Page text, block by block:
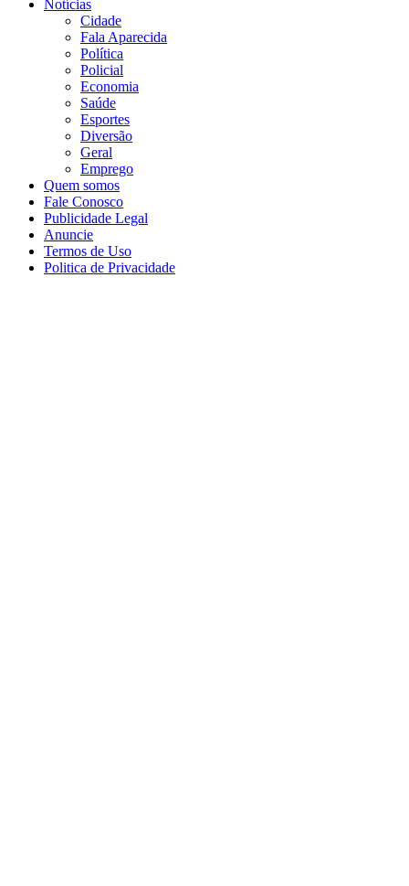
Notícias
Cidade
Fala Aparecida
Política
Policial
Economia
Saúde
Esportes
Diversão
Geral
Emprego
Quem somos
Fale Conosco
Publicidade Legal
Anuncie
Termos de Uso
Politica de Privacidade